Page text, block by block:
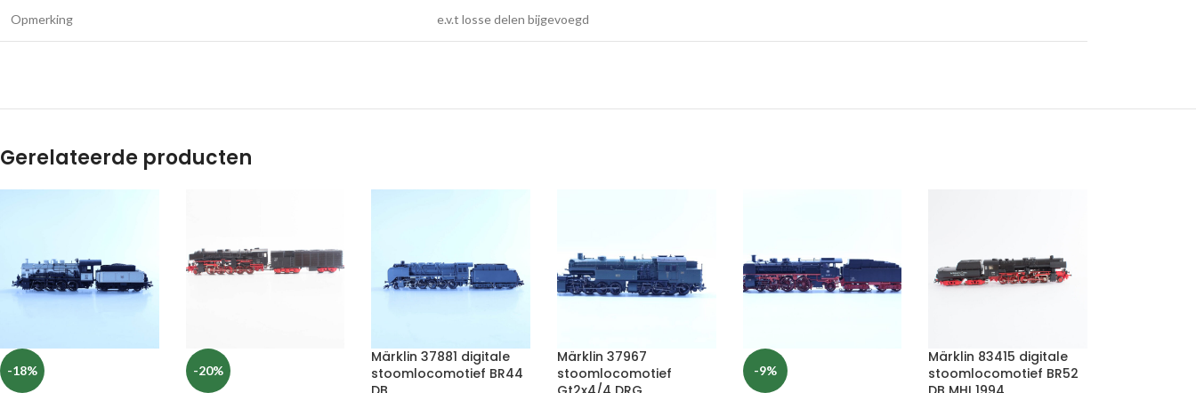
Opmerking e.v.t losse delen bijgevoegd
Gerelateerde producten
-18% -20%
Märklin 37881 digitale
stoomlocomotief BR44
Märklin 37967
stoomlocomotief
-9%
Märklin 83415 digitale
stoomlocomotief BR52